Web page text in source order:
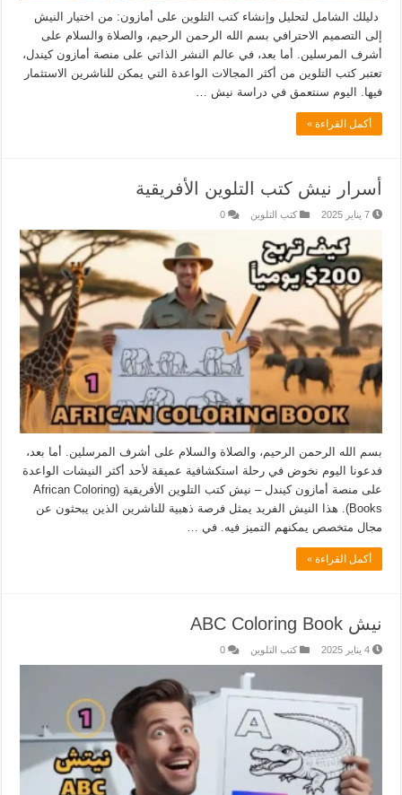
دليلك الشامل لتحليل وإنشاء كتب التلوين على أمازون: من اختيار النيش
إلى التصميم الاحترافي بسم الله الرحمن الرحيم، والصلاة والسلام على
أشرف المرسلين. أما بعد، في عالم النشر الذاتي على منصة أمازون كيندل،
تعتبر كتب التلوين من أكثر المجالات الواعدة التي يمكن للناشرين الاستثمار
فيها. اليوم سنتعمق في دراسة نيش …
أكمل القراءة »
أسرار نيش كتب التلوين الأفريقية
7 يناير 2025 كتب التلوين 0
بسم الله الرحمن الرحيم، والصلاة والسلام على أشرف المرسلين. أما بعد،
فدعونا اليوم نخوض في رحلة استكشافية عميقة لأحد أكثر النيشات الواعدة
على منصة أمازون كيندل – نيش كتب التلوين الأفريقية (African Coloring
Books). هذا النيش الفريد يمثل فرصة ذهبية للناشرين الذين يبحثون عن
مجال متخصص يمكنهم التميز فيه. في …
أكمل القراءة »
نيش ABC Coloring Book
4 يناير 2025 كتب التلوين 0